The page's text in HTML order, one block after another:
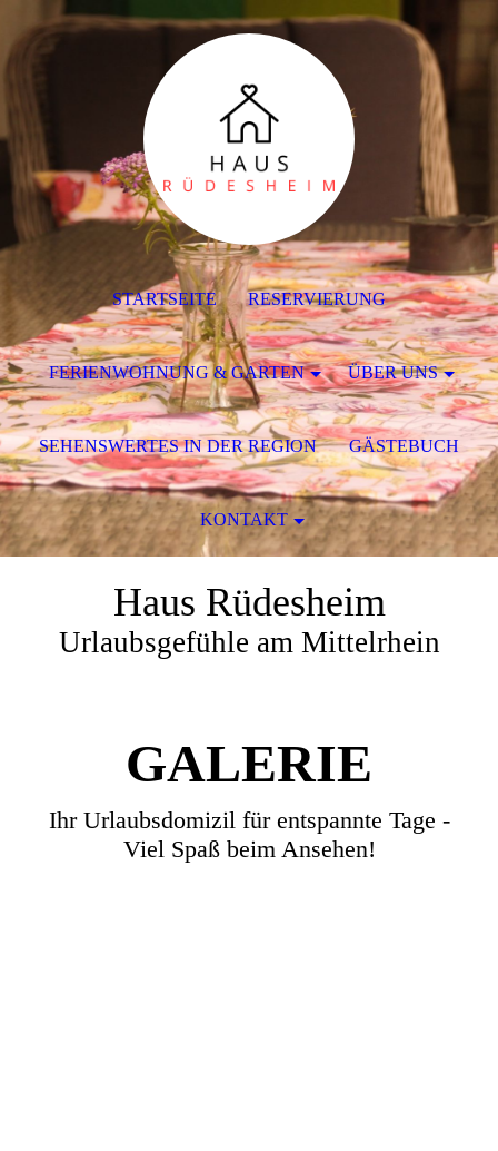
Haus Rüdesheim
Urlaubsgefühle am Mittelrhein
GALERIE
Ihr Urlaubsdomizil für entspannte Tage -
Viel Spaß beim Ansehen!
STARTSEITE RESERVIERUNG
FERIENWOHNUNG & GARTEN ÜBER UNS
SEHENSWERTES IN DER REGION GÄSTEBUCH
KONTAKT